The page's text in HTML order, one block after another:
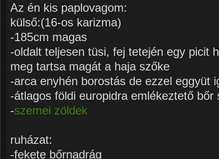
Az én kis paplovagom:
külső:(16-os karizma)
-185cm magas
-oldalt teljesen tüsi, fej tetején egy picit
meg tartsa magát a haja szőke
-arca enyhén borostás de ezzel eggyüt
-átlagos földi europidra emlékeztető bőr
-szemei zöldek
ruházat:
-fekete bőrnadrág